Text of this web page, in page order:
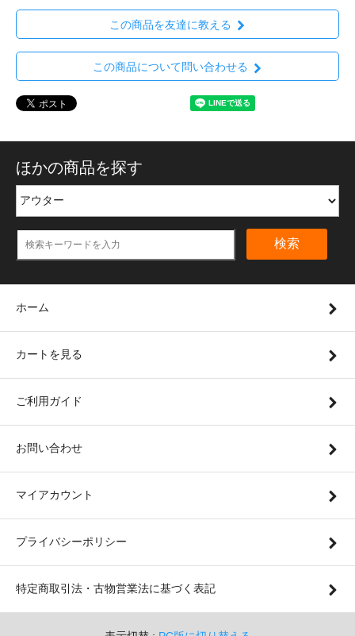
この商品を友達に教える
この商品について問い合わせる
ほかの商品を探す
検索
ホーム
カートを見る
ご利用ガイド
お問い合わせ
マイアカウント
プライバシーポリシー
特定商取引法・古物営業法に基づく表記